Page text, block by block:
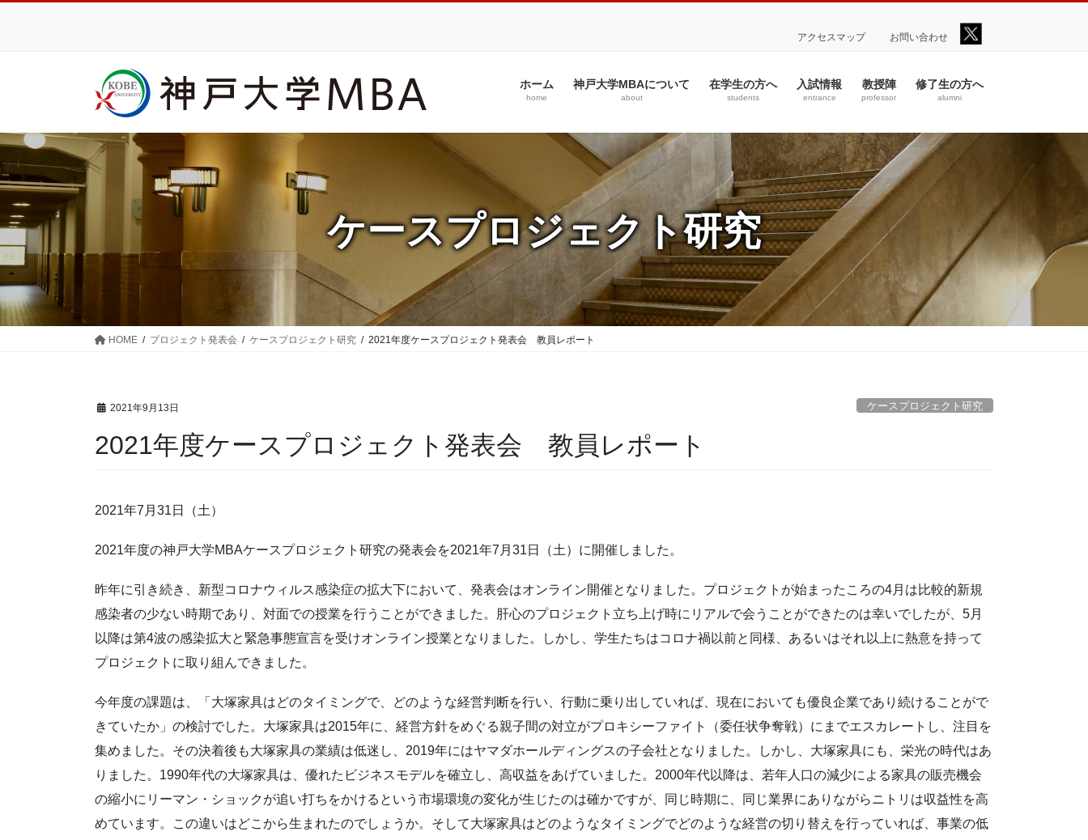
動
に
移
動
アクセスマップ お問い合わせ
ホーム
home
神戸大学MBAについて
about
在学生の方へ
students
入試情報
entrance
教授陣
professor
修了生の方へ
alumni
ケースプロジェクト研究
HOME プロジェクト発表会 ケースプロジェクト研究 2021年度ケースプロジェクト発表会 教員レポート
2021年9月13日 ケースプロジェクト研究
2021年度ケースプロジェクト発表会 教員レポート
2021年7月31日（土）
2021年度の神戸大学MBAケースプロジェクト研究の発表会を2021年7月31日（土）に開催しました。
昨年に引き続き、新型コロナウィルス感染症の拡大下において、発表会はオンライン開催となりました。プロジェクトが始まったころの4月は比較的新規
感染者の少ない時期であり、対面での授業を行うことができました。肝心のプロジェクト立ち上げ時にリアルで会うことができたのは幸いでしたが、5月
以降は第4波の感染拡大と緊急事態宣言を受けオンライン授業となりました。しかし、学生たちはコロナ禍以前と同様、あるいはそれ以上に熱意を持って
プロジェクトに取り組んできました。
今年度の課題は、「大塚家具はどのタイミングで、どのような経営判断を行い、行動に乗り出していれば、現在においても優良企業であり続けることがで
きていたか」の検討でした。大塚家具は2015年に、経営方針をめぐる親子間の対立がプロキシーファイト（委任状争奪戦）にまでエスカレートし、注目を
集めました。その決着後も大塚家具の業績は低迷し、2019年にはヤマダホールディングスの子会社となりました。しかし、大塚家具にも、栄光の時代はあ
りました。1990年代の大塚家具は、優れたビジネスモデルを確立し、高収益をあげていました。2000年代以降は、若年人口の減少による家具の販売機会
の縮小にリーマン・ショックが追い打ちをかけるという市場環境の変化が生じたのは確かですが、同じ時期に、同じ業界にありながらニトリは収益性を高
めています。この違いはどこから生まれたのでしょうか。そして大塚家具はどのようなタイミングでどのような経営の切り替えを行っていれば、事業の低